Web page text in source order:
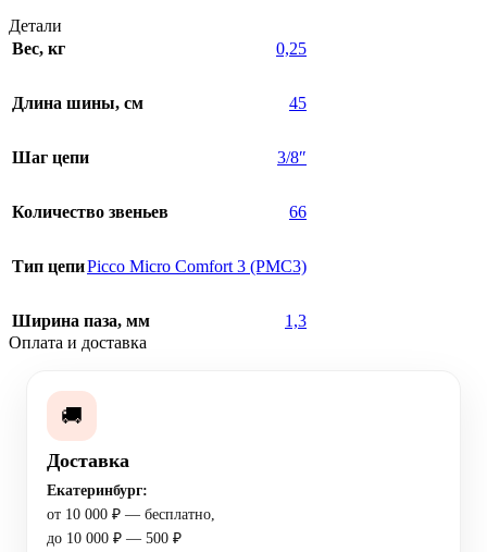
Детали
Вес, кг
0,25
Длина шины, см 45
Шаг цепи 3/8″
Количество звеньев 66
Тип цепиPicco Micro Comfort 3 (PMC3)
Ширина паза, мм
1,3
Оплата и доставка
🚚
Доставка
Екатеринбург:
от 10 000 ₽ — бесплатно,
до 10 000 ₽ — 500 ₽